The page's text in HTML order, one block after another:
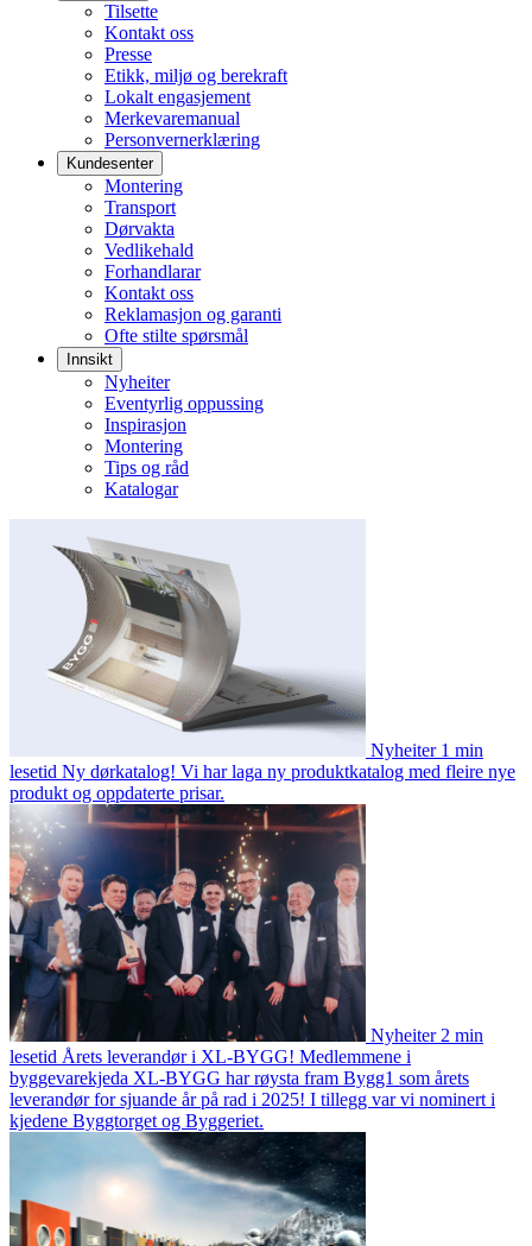
Tilsette
Kontakt oss
Presse
Etikk, miljø og berekraft
Lokalt engasjement
Merkevaremanual
Personvernerklæring
Kundesenter
Montering
Transport
Dørvakta
Vedlikehald
Forhandlarar
Kontakt oss
Reklamasjon og garanti
Ofte stilte spørsmål
Innsikt
Nyheiter
Eventyrlig oppussing
Inspirasjon
Montering
Tips og råd
Katalogar
Nyheiter 1 min
lesetid Ny dørkatalog! Vi har laga ny produktkatalog med fleire nye
produkt og oppdaterte prisar.
Nyheiter 2 min
lesetid Årets leverandør i XL-BYGG! Medlemmene i
byggevarekjeda XL-BYGG har røysta fram Bygg1 som årets
leverandør for sjuande år på rad i 2025! I tillegg var vi nominert i
kjedene Byggtorget og Byggeriet.